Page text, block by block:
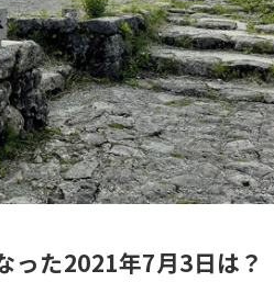
った2021年7月3日は？